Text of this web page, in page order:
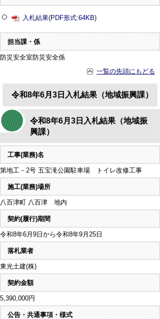
入札結果(PDF形式:64KB)
担当課・係
防災安全室防災安全係
一覧の先頭にもどる
令和8年6月3日入札結果（地域振興課）
令和8年6月3日入札結果（地域振
興課）
工事(業務)名
第地工－2号 五宝滝公園駐車場 トイレ改修工事
施工(業務)場所
八百津町 八百津 地内
契約(履行)期間
令和8年6月9日から令和8年9月25日
落札業者
東光土建(株)
契約金額
5,390,000円
公告・共通事項・様式